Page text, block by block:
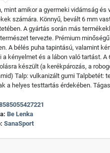
mint amikor a gyermeki vidámság
számára. Könnyű, bevált 6 mm
A gyártás során más
tervezte. Prémium
A bélés puha tapintású, valamint
a kényelmet és a lábon való tartást.
készült (a kerékpározás, a
Talp: vulkanizált gumi Talpbetét:
a helyes testtartás érdekében.
Be Lenka
SanaSport